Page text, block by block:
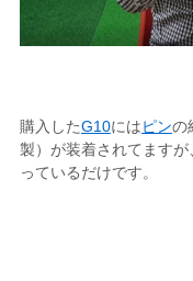
購入したG10にはピンの
製）が装着されてます
っているだけです。